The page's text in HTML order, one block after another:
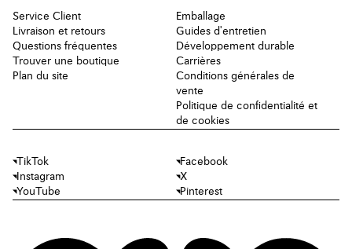
Service Client
Livraison et retours
Questions fréquentes
Trouver une boutique
Plan du site
Emballage
Guides d'entretien
Développement durable
Carrières
Conditions générales de
vente
Politique de confidentialité et
de cookies
TikTok
Facebook
Instagram
X
YouTube
Pinterest